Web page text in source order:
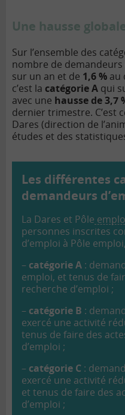
Une hausse
Sur l’ensemble des
nombre de demandeurs
sur un an et de 1,6 % au
c’est la catégorie A qui
avec une hausse de 3,7
dernier trimestre. C’est
Dares (direction de
études et des
Les différentes
demandeurs
La Dares et Pôle
personnes inscrites
d’emploi à Pôle
– catégorie A :
emploi, et tenus de
recherche d’emploi ;
– catégorie B :
exercé une activité
tenus de faire des
d’emploi ;
– catégorie C :
exercé une activité
et tenus de faire des
d’emploi ;